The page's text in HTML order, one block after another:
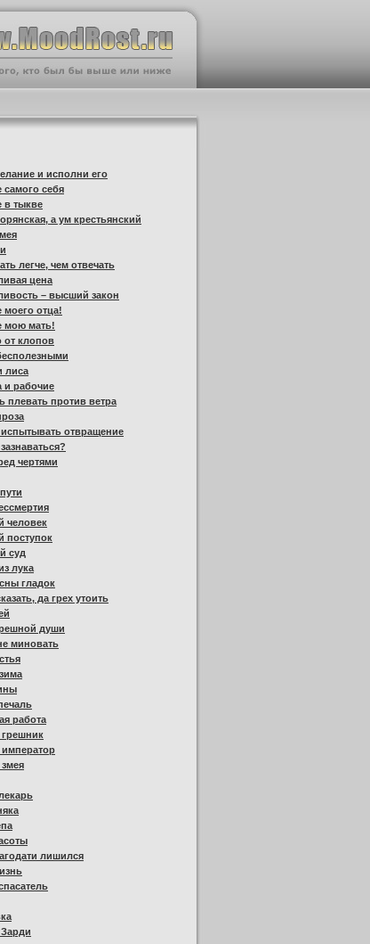
и исполни его
самого себя
в тыкве
а ум крестьянский
легче, чем отвечать
цена
– высший закон
моего отца!
мою мать!
от клопов
лиса
и рабочие
плевать против ветра
отвращение
чертями
человек
поступок
суд
лука
гладок
да грех утоить
души
миновать
работа
лишился